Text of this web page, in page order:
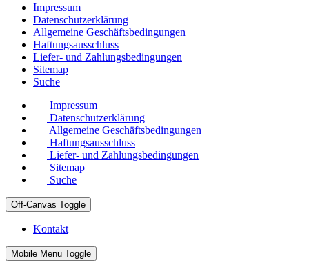
Impressum
Datenschutzerklärung
Allgemeine Geschäftsbedingungen
Haftungsausschluss
Liefer- und Zahlungsbedingungen
Sitemap
Suche
Impressum
Datenschutzerklärung
Allgemeine Geschäftsbedingungen
Haftungsausschluss
Liefer- und Zahlungsbedingungen
Sitemap
Suche
Off-Canvas Toggle
Kontakt
Mobile Menu Toggle